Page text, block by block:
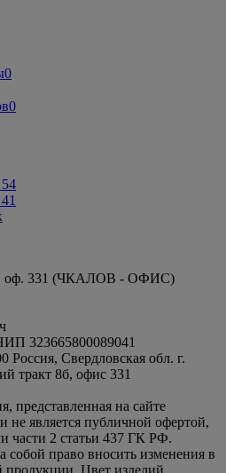
0
0
оф. 331 (ЧКАЛОВ - ОФИС)
323665800089041
Россия, Свердловская обл. г.
тракт 8б, офис 331
представленная на сайте
не является публичной офертой,
части 2 статьи 437 ГК РФ.
собой право вносить изменения в
Цвет изделий